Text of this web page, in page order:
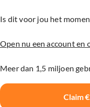
Is dit voor jou het
Open nu een account en
Meer dan 1,5 miljoen
Claim